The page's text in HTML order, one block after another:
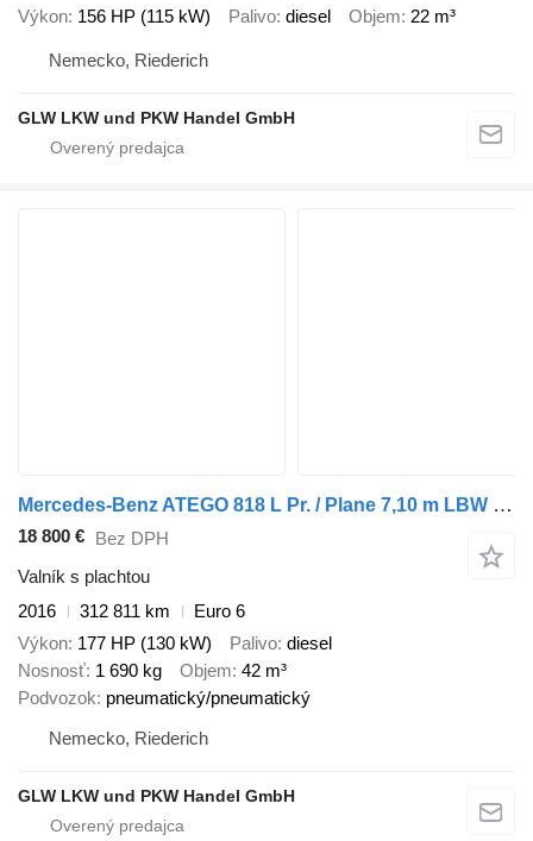
Výkon 156 HP (115 kW) Palivo diesel Objem 22 m³
Nemecko, Riederich
GLW LKW und PKW Handel GmbH
Mercedes-Benz ATEGO 818 L Pr. / Plane 7,10 m LBW 1 to. EDSCHA
18 800 € Bez DPH
Valník s plachtou
2016
312 811 km
Euro 6
Výkon 177 HP (130 kW) Palivo diesel
Nosnosť 1 690 kg Objem 42 m³
Podvozok pneumatický/pneumatický
Nemecko, Riederich
GLW LKW und PKW Handel GmbH